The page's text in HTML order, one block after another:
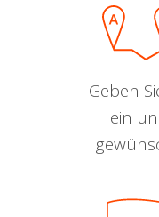
Geben
ein